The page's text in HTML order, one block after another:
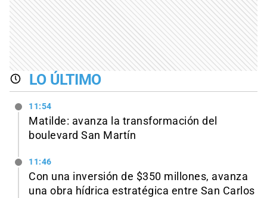
LO ÚLTIMO
11:54
Matilde: avanza la transformación del
boulevard San Martín
11:46
Con una inversión de $350 millones, avanza
una obra hídrica estratégica entre San Carlos